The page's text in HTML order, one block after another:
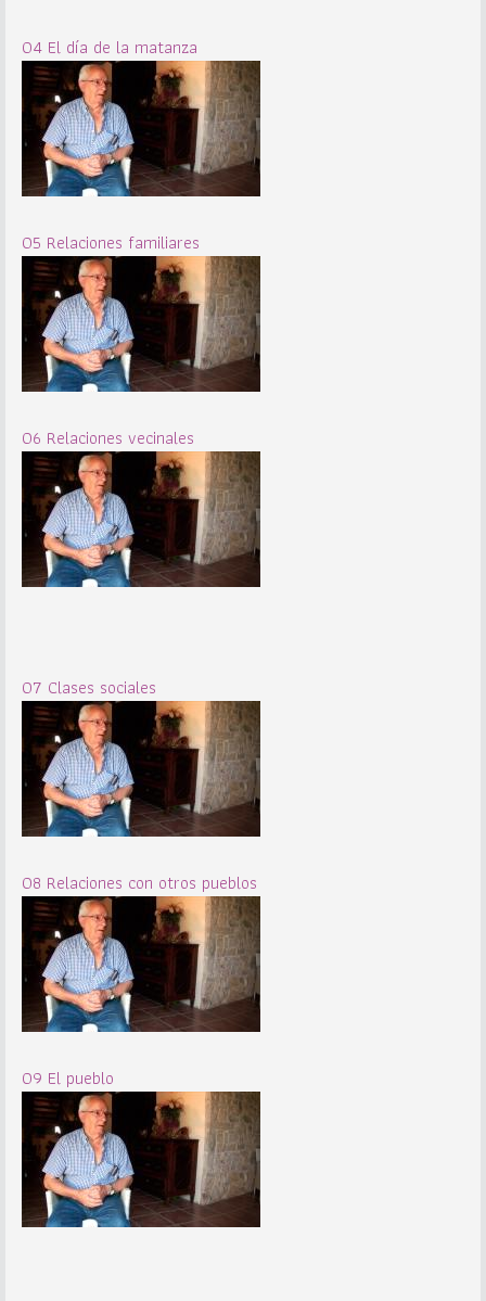
04 El día de la matanza
05 Relaciones familiares
06 Relaciones vecinales
07 Clases sociales
08 Relaciones con otros pueblos
09 El pueblo